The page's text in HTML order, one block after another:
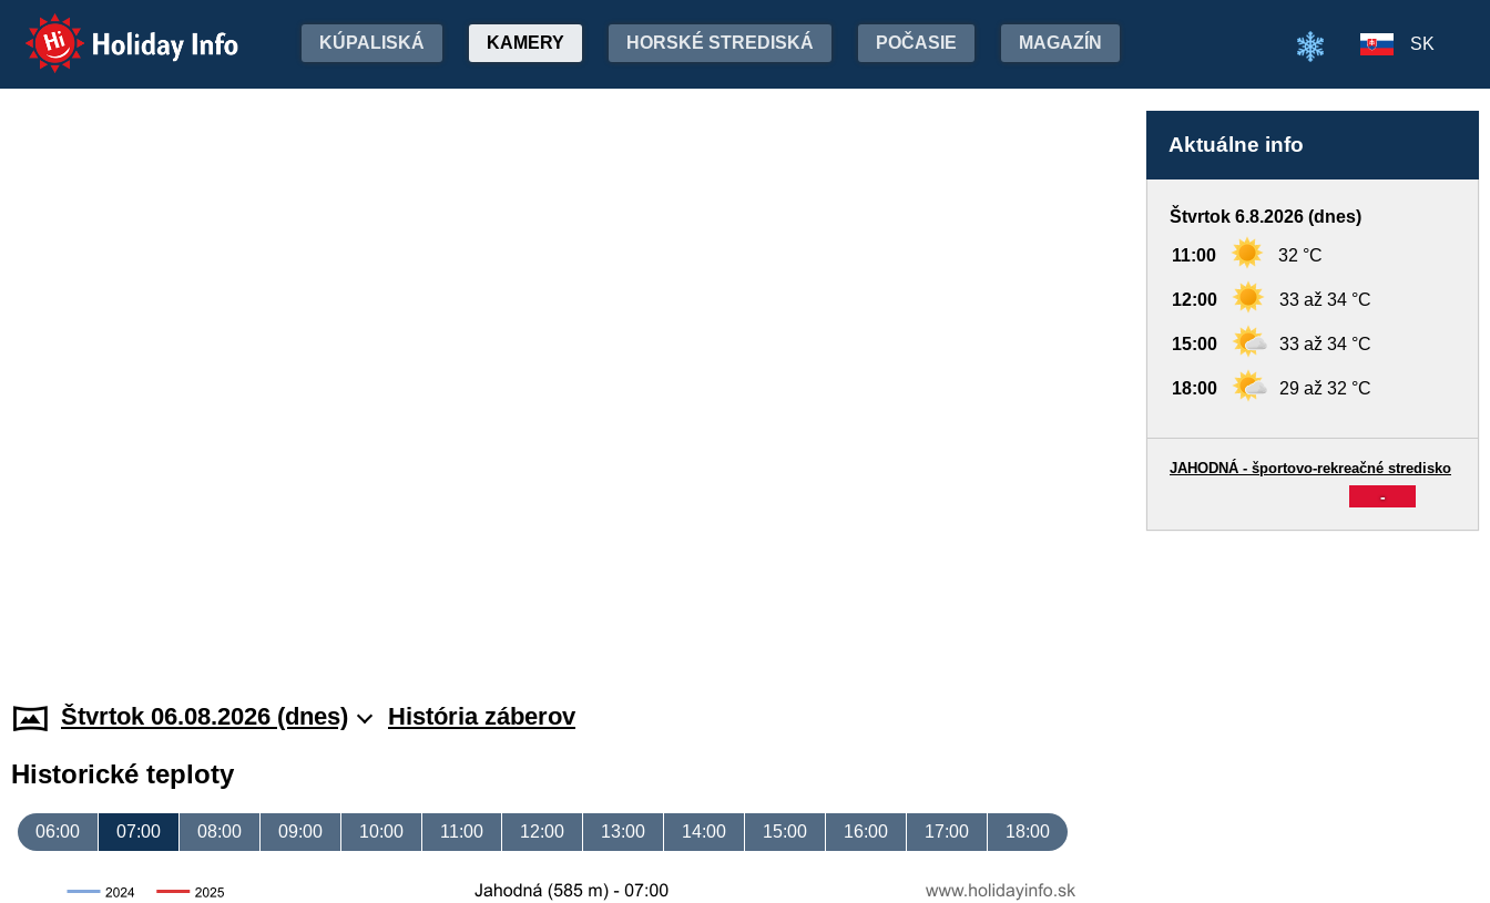
Holiday Info KÚPALISKÁ KAMERY HORSKÉ STREDISKÁ POČASIE MAGAZÍN SK
Aktuálne info
Štvrtok 6.8.2026 (dnes)
11:00 32 °C
12:00 33 až 34 °C
15:00 33 až 34 °C
18:00 29 až 32 °C
-
JAHODNÁ - športovo-rekreačné stredisko
Štvrtok 06.08.2026 (dnes) História záberov
Historické teploty
06:00 07:00 08:00 09:00 10:00 11:00 12:00 13:00 14:00 15:00 16:00 17:00 18:00